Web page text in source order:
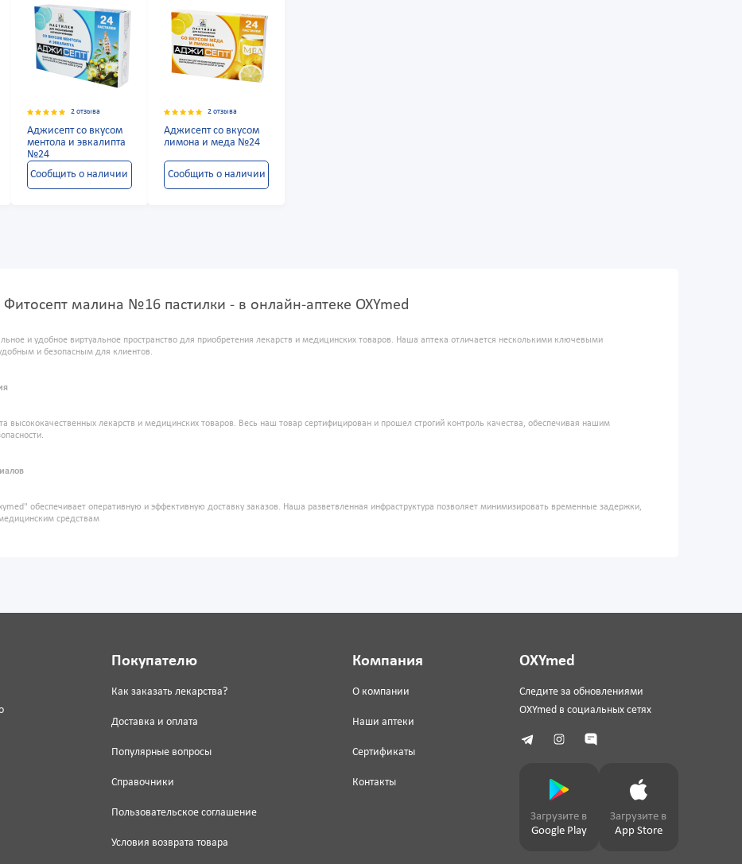
2 отзыва
Аджисепт со вкусом
ментола и эвкалипта
№24
Сообщить о наличии
2 отзыва
Аджисепт со вкусом
лимона и меда №24
Сообщить о наличии
малина №16 пастилки - в онлайн-аптеке OXYmed
и удобное виртуальное пространство для приобретения лекарств и медицинских товаров. Наша аптека отличается несколькими ключевыми
и безопасным для клиентов.
высококачественных лекарств и медицинских товаров. Весь наш товар сертифицирован и прошел строгий контроль качества, обеспечивая нашим
обеспечивает оперативную и эффективную доставку заказов. Наша разветвленная инфраструктура позволяет минимизировать временные задержки,
средствам
Покупателю
Как заказать лекарства?
Доставка и оплата
Популярные вопросы
Справочники
Пользовательское соглашение
Условия возврата товара
Компания
О компании
Наши аптеки
Сертификаты
Контакты
OXYmed
Следите за обновлениями
OXYmed в социальных сетях
Загрузите в
Google Play
Загрузите в
App Store